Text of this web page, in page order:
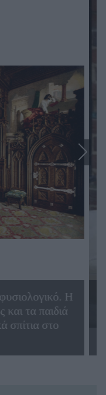
Η
τα παιδιά
σπίτια στο